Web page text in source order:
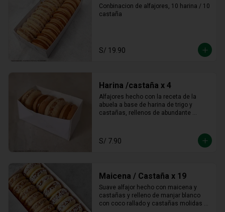
Conbinacion de alfajores, 10 harina / 10
castaña
S/ 19.90
Harina /castaña x 4
Alfajores hecho con la receta de la
abuela a base de harina de trigo y
castañas, rellenos de abundante
S/ 7.90
Maicena / Castaña x 19
Suave alfajor hecho con maicena y
castañas y relleno de manjar blanco
con coco rallado y castañas molidas